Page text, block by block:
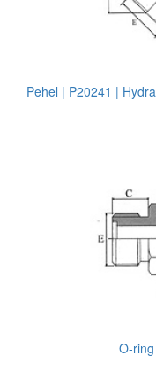
Pehel | P20241 |
O-